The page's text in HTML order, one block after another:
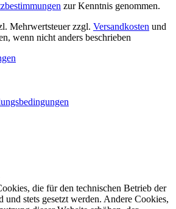
zur Kenntnis genommen.
Mehrwertsteuer zzgl. Versandkosten und
wenn nicht anders beschrieben
die für den technischen Betrieb der
und stets gesetzt werden. Andere Cookies,